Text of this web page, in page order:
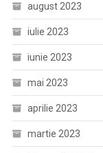
august 2023
iulie 2023
iunie 2023
mai 2023
aprilie 2023
martie 2023